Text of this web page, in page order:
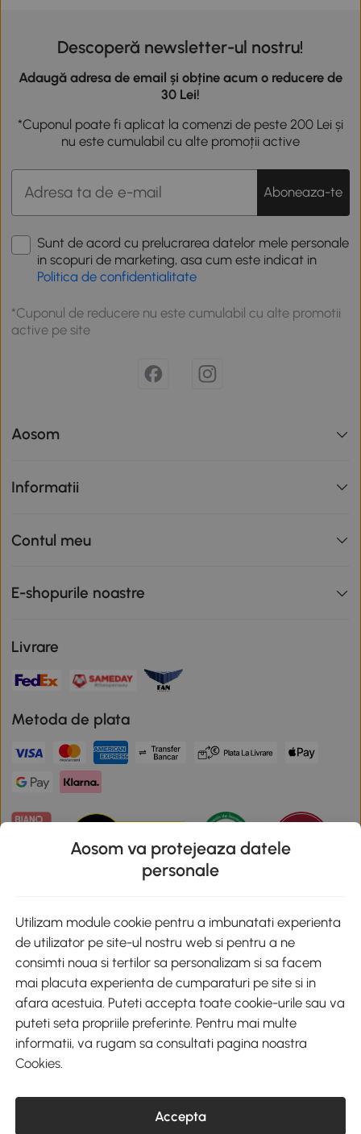
Descoperă newsletter-ul nostru!
Adaugă adresa de email și obține acum o reducere de
30 Lei!
*Cuponul poate fi aplicat la comenzi de peste 200 Lei și
nu este cumulabil cu alte promoții active
Aboneaza-te
Sunt de acord cu prelucrarea datelor mele personale
in scopuri de marketing, asa cum este indicat in
Politica de confidentialitate
*Cuponul de reducere nu este cumulabil cu alte promotii
active pe site
Aosom
Informatii
Contul meu
E-shopurile noastre
Livrare
Metoda de plata
Descarca aplicatia Aosom
Google Play
+40 312294730 clienti@aosom.ro
Romania, Bucureşti Sectorul 2, Str. Barbu Paris Mumuleanu, Nr. 30-
CUI: 49266464
COD CAEN: 4755
Aosom va protejeaza datele
personale
Utilizam module cookie pentru a imbunatati experienta
de utilizator pe site-ul nostru web si pentru a ne
consimti noua si tertilor sa personalizam si sa facem
mai placuta experienta de cumparaturi pe site si in
afara acestuia. Puteti accepta toate cookie-urile sau va
puteti seta propriile preferinte. Pentru mai multe
informatii, va rugam sa consultati pagina noastra
Cookies.
Accepta